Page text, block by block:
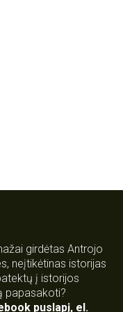
girdėtas Antrojo
neįtikėtinas istorijas
į istorijos
papasakoti?
puslapį, el.